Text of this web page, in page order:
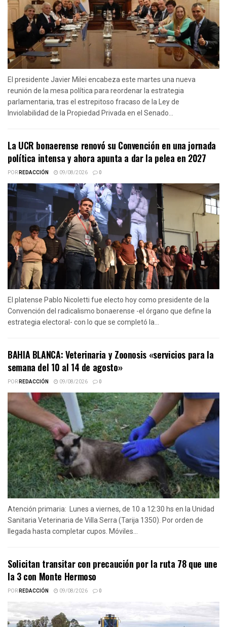
El presidente Javier Milei encabeza este martes una nueva
reunión de la mesa política para reordenar la estrategia
parlamentaria, tras el estrepitoso fracaso de la Ley de
Inviolabilidad de la Propiedad Privada en el Senado...
La UCR bonaerense renovó su Convención en una jornada
política intensa y ahora apunta a dar la pelea en 2027
PORREDACCIÓN 09/08/2026 0
El platense Pablo Nicoletti fue electo hoy como presidente de la
Convención del radicalismo bonaerense -el órgano que define la
estrategia electoral- con lo que se completó la...
BAHIA BLANCA: Veterinaria y Zoonosis «servicios para la
semana del 10 al 14 de agosto»
PORREDACCIÓN 09/08/2026 0
Atención primaria: Lunes a viernes, de 10 a 12:30 hs en la Unidad
Sanitaria Veterinaria de Villa Serra (Tarija 1350). Por orden de
llegada hasta completar cupos. Móviles...
Solicitan transitar con precaución por la ruta 78 que une
la 3 con Monte Hermoso
PORREDACCIÓN 09/08/2026 0